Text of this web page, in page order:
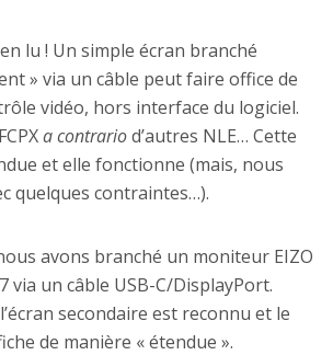
lu ! Un simple écran branché
» via un câble peut faire office de
vidéo, hors interface du logiciel.
a contrariod’autres NLE… Cette
et elle fonctionne (mais, nous
quelques contraintes…).
avons branché un moniteur EIZO
via un câble USB-C/DisplayPort.
secondaire est reconnu et le
de manière « étendue ».